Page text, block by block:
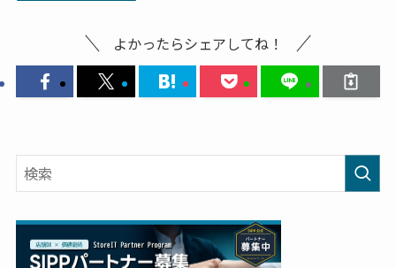
よかったらシェアしてね！